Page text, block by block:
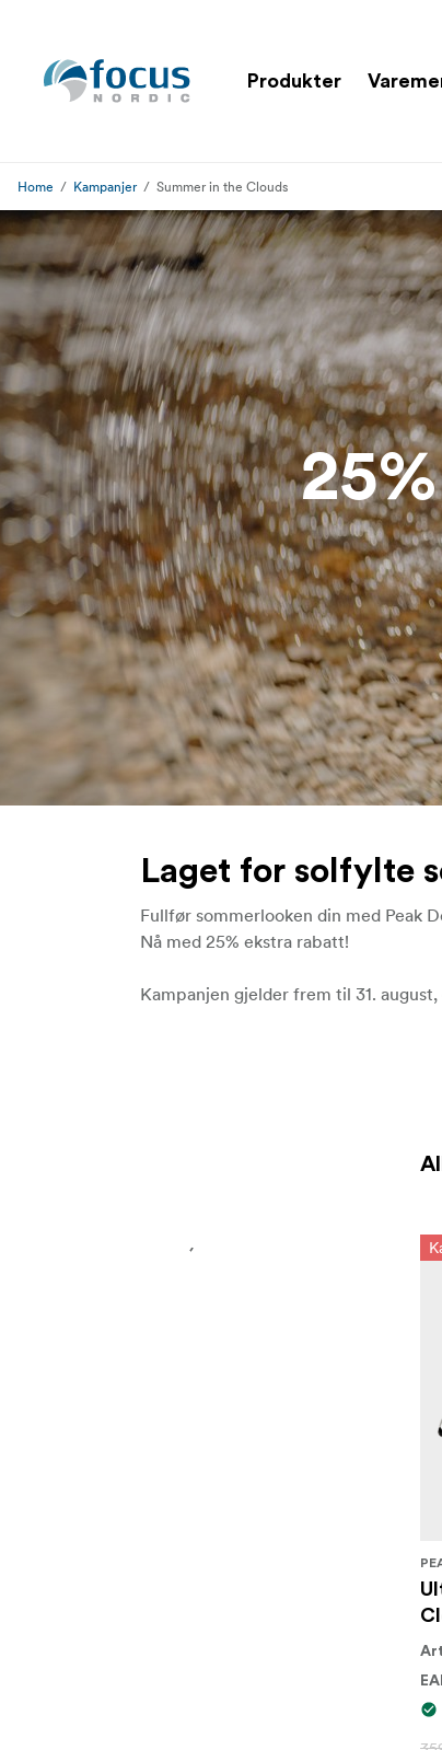
Produkter
Home Kampanjer Summer in the Clouds
Laget for solfylte
Fullfør sommerlooken din med Peak
Nå med 25% ekstra rabatt!
Kampanjen gjelder frem til 31.